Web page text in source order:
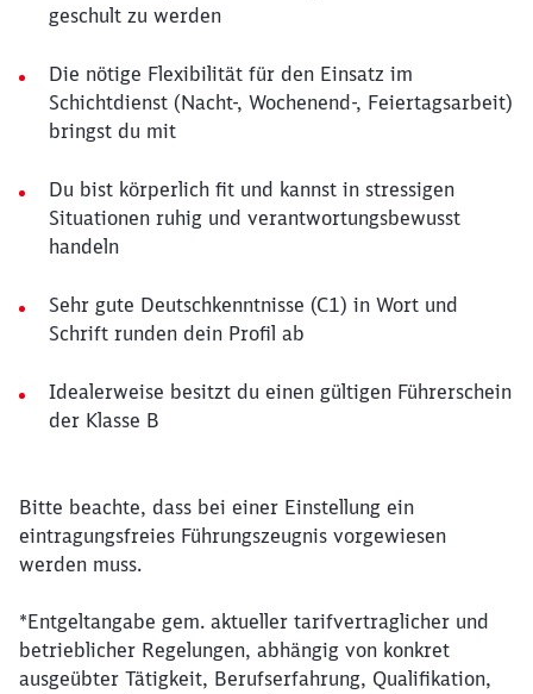
geschult zu werden
Die nötige Flexibilität für den Einsatz im
Schichtdienst (Nacht-, Wochenend-, Feiertagsarbeit)
bringst du mit
Du bist körperlich fit und kannst in stressigen
Situationen ruhig und verantwortungsbewusst
handeln
Sehr gute Deutschkenntnisse (C1) in Wort und
Schrift runden dein Profil ab
Idealerweise besitzt du einen gültigen Führerschein
der Klasse B
Bitte beachte, dass bei einer Einstellung ein
eintragungsfreies Führungszeugnis vorgewiesen
werden muss.
*Entgeltangabe gem. aktueller tarifvertraglicher und
betrieblicher Regelungen, abhängig von konkret
ausgeübter Tätigkeit, Berufserfahrung, Qualifikation,